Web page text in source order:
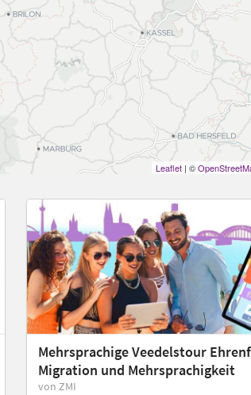
Leaflet| ©
Mehrsprachige Veedelstour
Migration und Mehrsprachigkeit
von ZMI